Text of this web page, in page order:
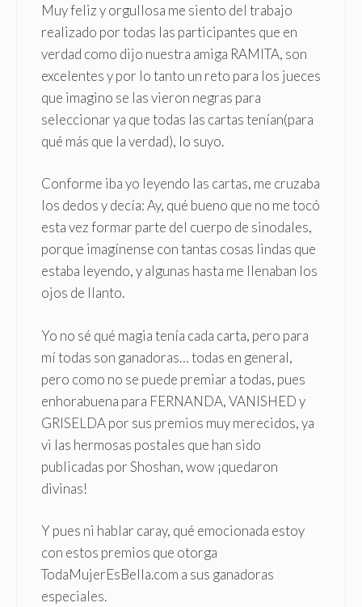
Muy feliz y orgullosa me siento del trabajo
realizado por todas las participantes que en
verdad como dijo nuestra amiga RAMITA, son
excelentes y por lo tanto un reto para los jueces
que imagino se las vieron negras para
seleccionar ya que todas las cartas tenían(para
qué más que la verdad), lo suyo.
Conforme iba yo leyendo las cartas, me cruzaba
los dedos y decía: Ay, qué bueno que no me tocó
esta vez formar parte del cuerpo de sinodales,
porque imagínense con tantas cosas lindas que
estaba leyendo, y algunas hasta me llenaban los
ojos de llanto.
Yo no sé qué magia tenía cada carta, pero para
mí todas son ganadoras… todas en general,
pero como no se puede premiar a todas, pues
enhorabuena para FERNANDA, VANISHED y
GRISELDA por sus premios muy merecidos, ya
vi las hermosas postales que han sido
publicadas por Shoshan, wow ¡quedaron
divinas!
Y pues ni hablar caray, qué emocionada estoy
con estos premios que otorga
TodaMujerEsBella.com a sus ganadoras
especiales.